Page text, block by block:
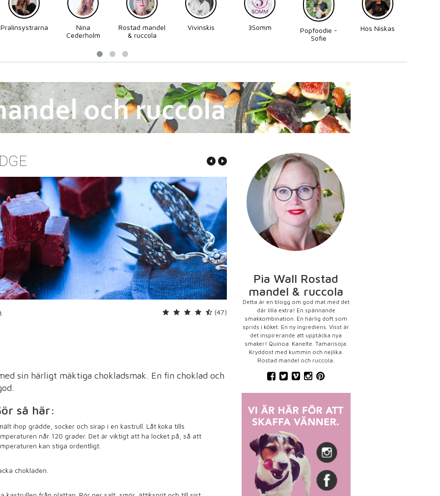
Pralinsystrarna
Nina
Cederholm
Rostad mandel
& ruccola
Vivinskis 3Somm
Popfoodie -
Sofie
Hos Niskas
(47)
sin härligt mäktiga chokladsmak. En fin choklad och
så här:
ihop grädde, socker och sirap i en kastrull. Låt koka tills
når 120 grader. Det är viktigt att ha locket på, så att
kan stiga ordentligt.
chokladen.
Pia Wall Rostad
mandel & ruccola
Detta är en blogg om god mat med det
där lilla extra! En spännande
smakkombination. En härlig doft som
sprids i köket. En ny ingrediens. Visst är
det inspirerande att upptäcka nya
smaker! Quinoa. Kanelte. Tamarisoja.
Kryddost med kummin och nejlika.
Rostad mandel och ruccola.